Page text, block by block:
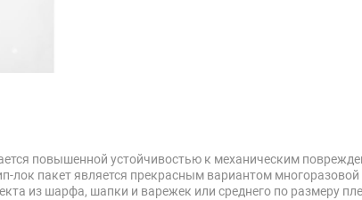
повышенной устойчивостью к механическим
лок пакет является прекрасным вариантом
из шарфа, шапки и варежек или среднего по размеру